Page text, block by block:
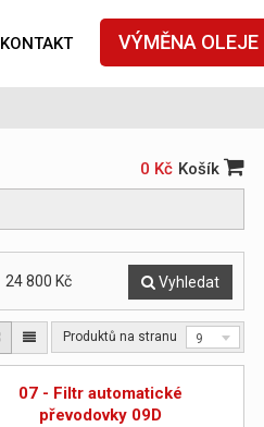
VÝMĚNA OLEJE
KONTAKT
0 Kč Košík
24 800 Kč Vyhledat
Produktů na stranu 9
07 - Filtr automatické
převodovky 09D